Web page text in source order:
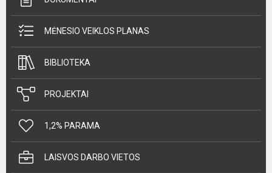
MĖNESIO VEIKLOS PLANAS
BIBLIOTEKA
PROJEKTAI
1,2% PARAMA
LAISVOS DARBO VIETOS